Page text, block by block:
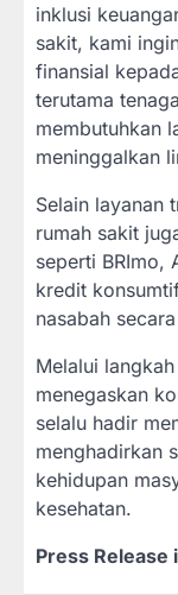
inklusi
sakit, kami
finansial
terutama
membutuhkan
meninggalkan
Selain layanan
rumah sakit
seperti BRImo,
kredit
nasabah
Melalui
menegaskan
selalu hadir
menghadirkan
kehidupan
kesehatan.
Press Release